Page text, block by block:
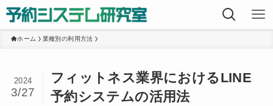
ホーム 業種別の利用方法
フィットネス業界におけるLINE
予約システムの活用法
2024
3/27